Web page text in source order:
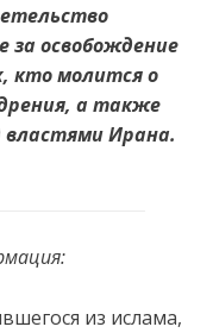
за освобождение
кто молится о
а также
властями Ирана.
из ислама,